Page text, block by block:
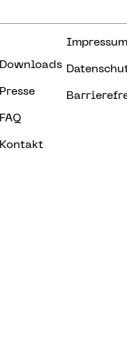
Downloads
Presse
FAQ
Kontakt
Impressum